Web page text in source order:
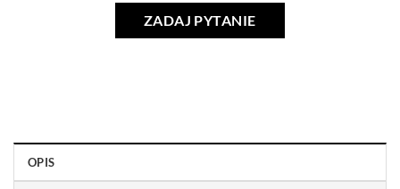
ZADAJ PYTANIE
OPIS